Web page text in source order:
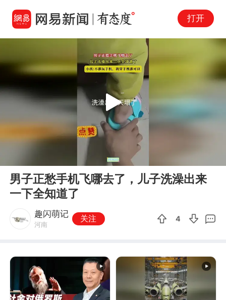
打开
Play
男子正愁手机飞哪去了，儿子洗澡出来
一下全知道了
趣闪萌记
河南
关注 4